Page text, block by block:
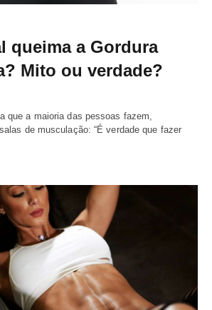
queima a Gordura
Mito ou verdade?
que a maioria das pessoas fazem,
de musculação: “É verdade que fazer